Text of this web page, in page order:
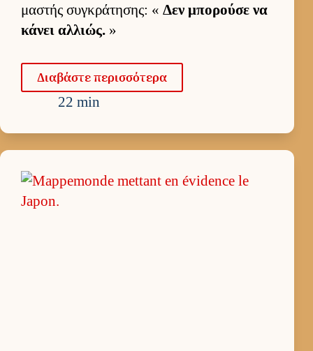
μαστής συγκράτησης: « Δεν μπορούσε να
κάνει αλ­λιώς. »
Δια­βάστε περισ­σότερα
22 min